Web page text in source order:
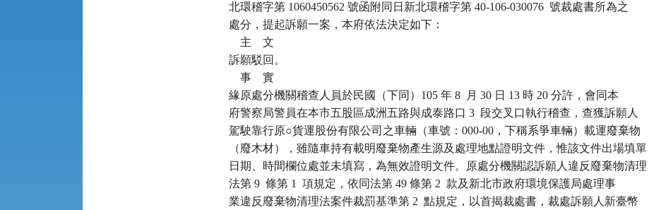
北環稽字第 1060450562 號函附同日新北環稽字第 40-106-030076  號裁處書所為之
處分，提起訴願一案，本府依法決定如下：
    主    文
訴願駁回。
    事    實
緣原處分機關稽查人員於民國（下同）105 年 8  月 30 日 13 時 20 分許，會同本
府警察局警員在本市五股區成洲五路與成泰路口 3  段交叉口執行稽查，查獲訴願人
駕駛靠行原○貨運股份有限公司之車輛（車號：000-00，下稱系爭車輛）載運廢棄物
（廢木材），雖隨車持有載明廢棄物產生源及處理地點證明文件，惟該文件出場填單
日期、時間欄位處並未填寫，為無效證明文件。原處分機關認訴願人違反廢棄物清理
法第 9  條第 1  項規定，依同法第 49 條第 2  款及新北市政府環境保護局處理事
業違反廢棄物清理法案件裁罰基準第 2  點規定，以首揭裁處書，裁處訴願人新臺幣